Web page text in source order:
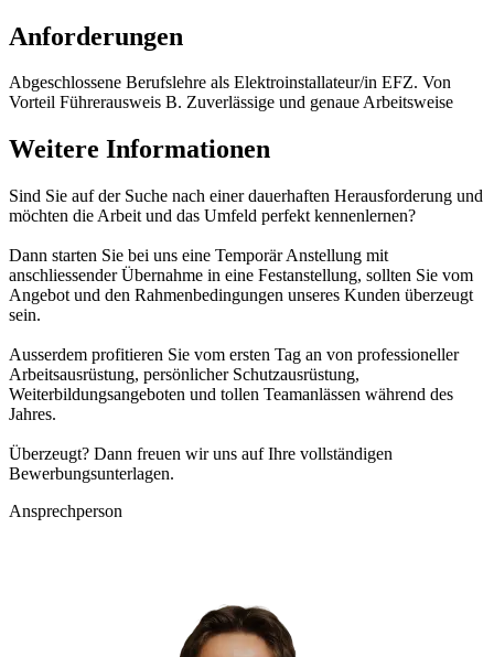
Anforderungen
Abgeschlossene Berufslehre als Elektroinstallateur/in EFZ. Von
Vorteil Führerausweis B. Zuverlässige und genaue Arbeitsweise
Weitere Informationen
Sind Sie auf der Suche nach einer dauerhaften Herausforderung und
möchten die Arbeit und das Umfeld perfekt kennenlernen?
Dann starten Sie bei uns eine Temporär Anstellung mit
anschliessender Übernahme in eine Festanstellung, sollten Sie vom
Angebot und den Rahmenbedingungen unseres Kunden überzeugt
sein.
Ausserdem profitieren Sie vom ersten Tag an von professioneller
Arbeitsausrüstung, persönlicher Schutzausrüstung,
Weiterbildungsangeboten und tollen Teamanlässen während des
Jahres.
Überzeugt? Dann freuen wir uns auf Ihre vollständigen
Bewerbungsunterlagen.
Ansprechperson